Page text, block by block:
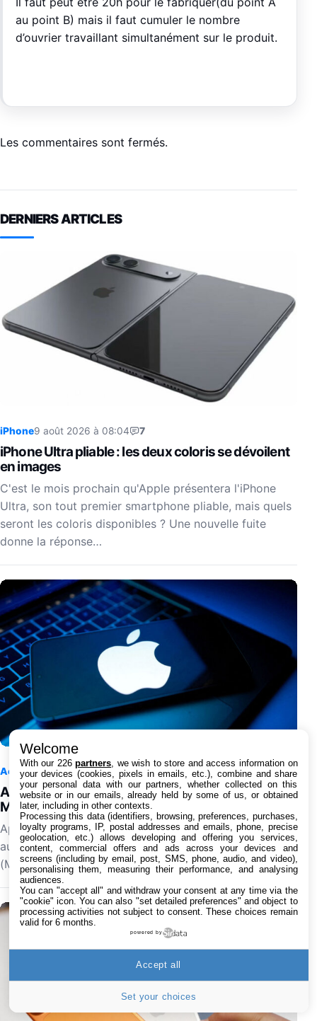
au point B) mais il faut cumuler le nombre
d’ouvrier travaillant simultanément sur le produit.
Les commentaires sont fermés.
DERNIERS ARTICLES
iPhone9 août 2026 à 08:04 7
iPhone Ultra pliable : les deux coloris se dévoilent
en images
C'est le mois prochain qu'Apple présentera l'iPhone
Ultra, son tout premier smartphone pliable, mais quels
seront les coloris disponibles ? Une nouvelle fuite
donne la réponse…
Accessoires8 août 2026 à 08:00 0
Apple ajoute 43 appareils auditifs compatibles
Made for iPhone (MFi)
Apple a mis à jour sa liste concernant les appareils
auditifs qui sont compatibles avec Made for iPhone
(MFi). On en retrouve 43 au total répartis…
Welcome
With our 226partners , we wish to store and access information on
your devices (cookies, pixels in emails, etc.), combine and share
your personal data with our partners, whether collected on this
website or in our emails, already held by some of us, or obtained
later, including in other contexts.
Processing this data (identifiers, browsing, preferences, purchases,
loyalty programs, IP, postal addresses and emails, phone, precise
geolocation, etc.) allows developing and offering you services,
content, commercial offers and ads across your devices and
screens (including by email, post, SMS, phone, audio, and video),
personalising them, measuring their performance, and analysing
audiences.
You can "accept all" and withdraw your consent at any time via the
"cookie" icon. You can also "set detailed preferences" and object to
processing activities not subject to consent. These choices remain
valid for 6 months.
powered by
Set your choices
Accept all